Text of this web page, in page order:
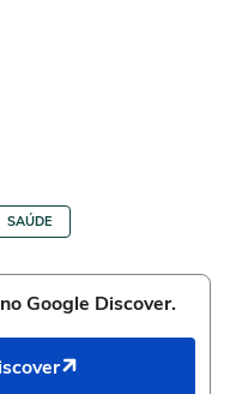
SAÚDE
Google Discover.